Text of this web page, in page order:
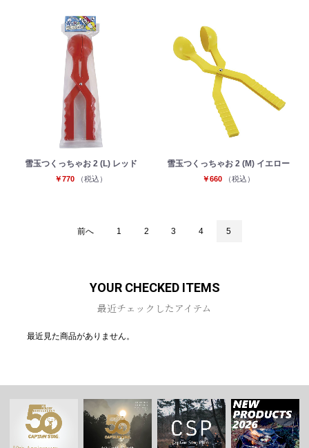
雪玉つくっちゃお 2 (L) レッド
￥770 （税込）
雪玉つくっちゃお 2 (M) イエロー
￥660 （税込）
前へ 1 2 3 4 5
YOUR CHECKED ITEMS
最近チェックしたアイテム
最近見た商品がありません。